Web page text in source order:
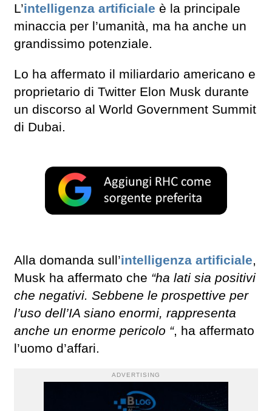
L’intelligenza artificiale è la principale
minaccia per l’umanità, ma ha anche un
grandissimo potenziale.
Lo ha affermato il miliardario americano e
proprietario di Twitter Elon Musk durante
un discorso al World Government Summit
di Dubai.
Alla domanda sull’intelligenza artificiale,
Musk ha affermato che “ha lati sia positivi
che negativi. Sebbene le prospettive per
l’uso dell’IA siano enormi, rappresenta
anche un enorme pericolo “, ha affermato
l’uomo d’affari.
ADVERTISING